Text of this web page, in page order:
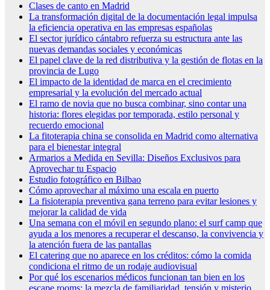
Clases de canto en Madrid
La transformación digital de la documentación legal impulsa
la eficiencia operativa en las empresas españolas
El sector jurídico cántabro refuerza su estructura ante las
nuevas demandas sociales y económicas
El papel clave de la red distributiva y la gestión de flotas en la
provincia de Lugo
El impacto de la identidad de marca en el crecimiento
empresarial y la evolución del mercado actual
El ramo de novia que no busca combinar, sino contar una
historia: flores elegidas por temporada, estilo personal y
recuerdo emocional
La fitoterapia china se consolida en Madrid como alternativa
para el bienestar integral
Armarios a Medida en Sevilla: Diseños Exclusivos para
Aprovechar tu Espacio
Estudio fotográfico en Bilbao
Cómo aprovechar al máximo una escala en puerto
La fisioterapia preventiva gana terreno para evitar lesiones y
mejorar la calidad de vida
Una semana con el móvil en segundo plano: el surf camp que
ayuda a los menores a recuperar el descanso, la convivencia y
la atención fuera de las pantallas
El catering que no aparece en los créditos: cómo la comida
condiciona el ritmo de un rodaje audiovisual
Por qué los escenarios médicos funcionan tan bien en los